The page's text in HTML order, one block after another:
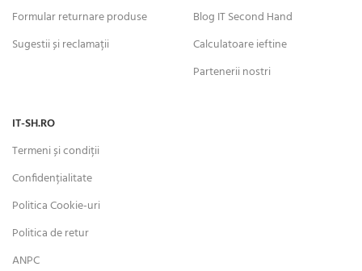
Formular returnare produse
Sugestii și reclamații
Blog IT Second Hand
Calculatoare ieftine
Partenerii nostri
IT-SH.RO
Termeni și condiții
Confidențialitate
Politica Cookie-uri
Politica de retur
ANPC